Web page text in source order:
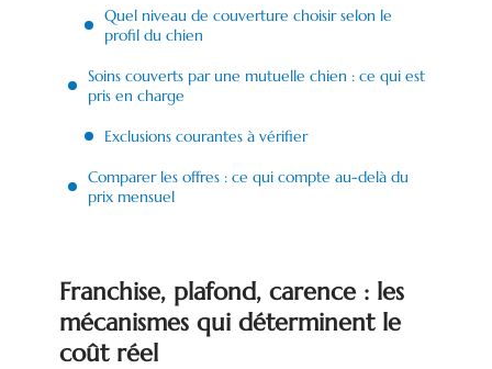
Quel niveau de couverture choisir selon le
profil du chien
Soins couverts par une mutuelle chien : ce qui est
pris en charge
Exclusions courantes à vérifier
Comparer les offres : ce qui compte au-delà du
prix mensuel
Franchise, plafond, carence : les
mécanismes qui déterminent le
coût réel